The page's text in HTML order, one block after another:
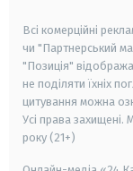
Всі комерційні
чи "Партнерський
"Позиція"
не поділяти їхніх
цитування можна
Усі права захищені.
року (21+)